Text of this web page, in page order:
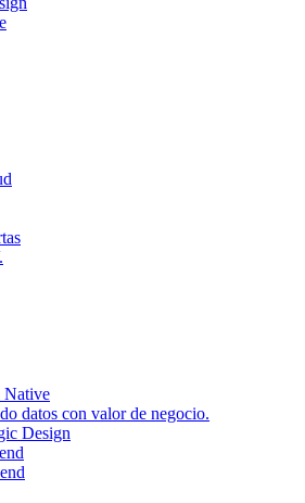
Native
datos con valor de negocio.
Design